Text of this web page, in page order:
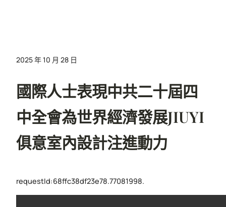
2025 年 10 月 28 日
國際人士表現中共二十屆四
中全會為世界經濟發展JIUYI
俱意室內設計注進動力
requestId:68ffc38df23e78.77081998.